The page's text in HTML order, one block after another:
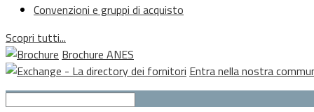
Convenzioni e gruppi di acquisto
Scopri tutti...
Brochure ANES
Entra nella nostra